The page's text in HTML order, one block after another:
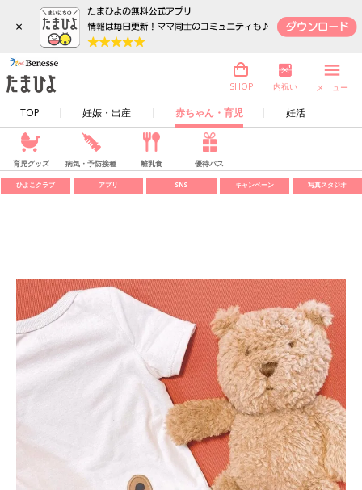
×
TOP 妊娠・出産 赤ちゃん・育児 妊活
SHOP 内祝い メニュー
育児グッズ 病気・予防接種 離乳食 優待パス
ひよこクラブ アプリ SNS キャンペーン 写真スタジオ